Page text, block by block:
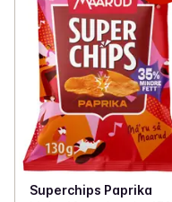
Superchips Paprika